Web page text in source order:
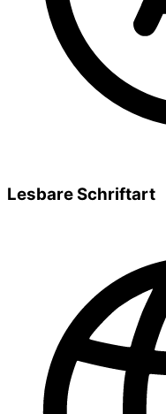
Lesbare Schriftart